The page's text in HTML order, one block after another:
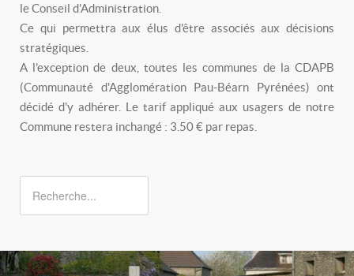
le Conseil d'Administration.
Ce qui permettra aux élus d'être associés aux décisions
stratégiques.
A l'exception de deux, toutes les communes de la CDAPB
(Communauté d'Agglomération Pau-Béarn Pyrénées) ont
décidé d'y adhérer. Le tarif appliqué aux usagers de notre
Commune restera inchangé : 3.50 € par repas.